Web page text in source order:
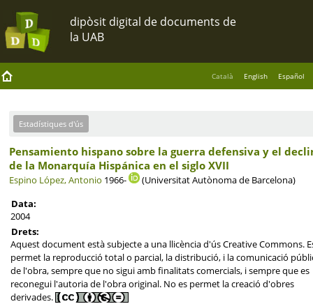
Català English Español
Estadístiques d'ús
Pensamiento hispano sobre la guerra defensiva y el
de la Monarquía Hispánica en el siglo XVII
Espino López, Antonio 1966-
(Universitat Autònoma de Barcelona)
Data:
2004
Drets:
Aquest document està subjecte a una llicència d'ús Creative Commons.
permet la reproducció total o parcial, la distribució, i la comunicació
de l'obra, sempre que no sigui amb finalitats comercials, i sempre que es
reconegui l'autoria de l'obra original. No es permet la creació d'obres
derivades.